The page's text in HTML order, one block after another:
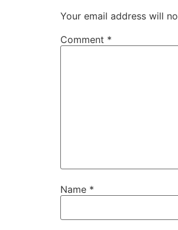
Your email address will
Comment *
Name *